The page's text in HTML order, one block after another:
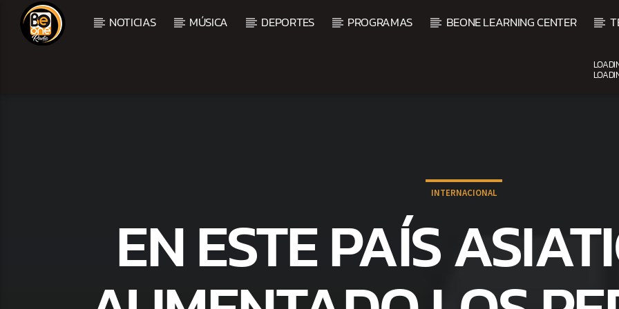
NOTICIAS MÚSICA DEPORTES PROGRAMAS BEONE LEARNING CENTER
INTERNACIONAL
EN ESTE PAÍS